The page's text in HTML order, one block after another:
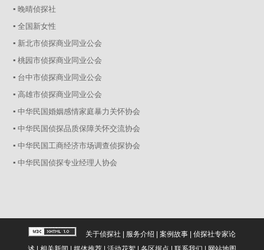
▪ 晚晴侦探社
▪ 全国新女性
▪ 新北市侦探商业同业公会
▪ 桃园市侦探商业同业公会
▪ 台中市侦探商业同业公会
▪ 高雄市侦探商业同业公会
▪ 中华民国婚姻感情家庭暴力关怀协会
▪ 中华民国侦探品质保障关怀交流协会
▪ 中华民国工商经济市场调查侦探协会
▪ 中华民国侦探专业经理人协会
关于侦探社 服务介绍 案例故事| 侦探社专家论